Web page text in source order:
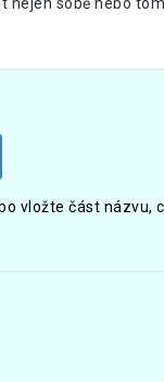
vložte část názvu,